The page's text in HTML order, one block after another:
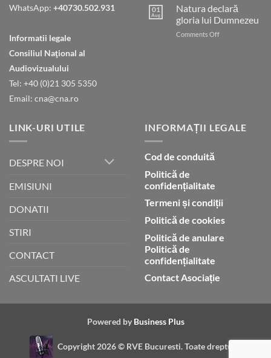
WhatsApp: +40730.502.931
Informatii legale
Consiliul Naţional al
Audiovizualului
Tel: +40 (0)21 305 5350
Email: cna@cna.ro
nostru
care
ești
în
01
Aug
Natura declară
gloria lui Dumnezeu
Comments Offon
LINK-URI UTILE
DESPRE NOI
EMISIUNI
DONATII
STIRI
CONTACT
ASCULTATI LIVE
INFORMAȚII LEGALE
Cod de conduită
Politică de
confidențialitate
Termeni și condiții
Politică de cookies
Politică de anulare
Politică de
confidențialitate
Contact Asociație
Powered by Business Plus
Copyright 2026 © RVE Bucuresti. Toate drepturile